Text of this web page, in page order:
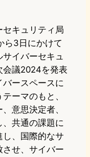
キュリティ局
ら3日にかけて
サイバーセキュ
会議2024を発表
バースペースに
ーマのもと、
意思決定者、
共通の課題に
、国際的なサ
せ、サイバー